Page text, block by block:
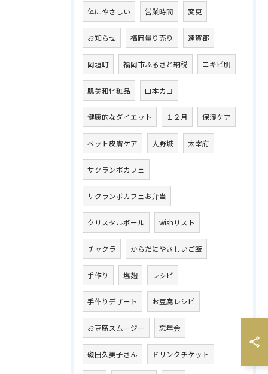
体にやさしい 営業時間 変更
お知らせ 福岡量り売り 遠賀郡
岡垣町 福岡市ふるさと納税 ニキビ肌
肌美和化粧品 山本カヨ
健康的なダイエット １２月 保湿ケア
ペット皮膚ケア 大野城 太宰府
サクランボカフェ
サクランボカフェお弁当
クリスタルボール wishリスト
チャクラ からだにやさしいご飯
手作り 塩麹 レシピ
手作りデザート お豆腐レシピ
お豆腐スムージー 忘年会
磯田久美子さん ドリンクチケット